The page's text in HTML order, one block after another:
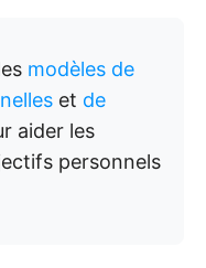
modèles de
et de
aider les
personnels